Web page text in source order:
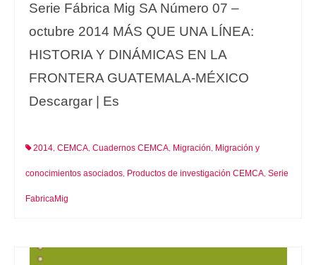
Serie Fábrica Mig SA Número 07 –
octubre 2014 MÁS QUE UNA LÍNEA:
HISTORIA Y DINÁMICAS EN LA
FRONTERA GUATEMALA-MÉXICO
Descargar | Es
2014, CEMCA, Cuadernos CEMCA, Migración, Migración y
conocimientos asociados, Productos de investigación CEMCA, Serie
FabricaMig